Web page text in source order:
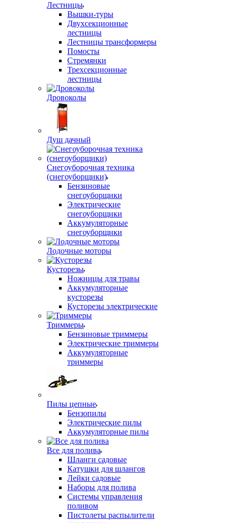
Лестницы
Вышки-туры
Двухсекционные
лестницы
Лестницы трансформеры
Помосты
Стремянки
Трехсекционные
лестницы
Дровоколы
Душ дачный
Снегоуборочная техника
(снегоуборщики)
Бензиновые
снегоуборщики
Электрические
снегоуборщики
Аккумуляторные
снегоуборщики
Лодочные моторы
Кусторезы
Ножницы для травы
Аккумуляторные
кусторезы
Кусторезы электрические
Триммеры
Бензиновые триммеры
Электрические триммеры
Аккумуляторные
триммеры
Пилы цепные
Бензопилы
Электрические пилы
Аккумуляторные пилы
Все для полива
Шланги садовые
Катушки для шлангов
Лейки садовые
Наборы для полива
Системы управления
поливом
Пистолеты распылители